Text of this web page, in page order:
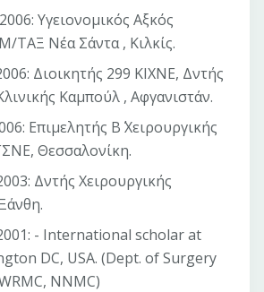
Υγειονομικός Αξκός
ΤΑΞ Νέα Σάντα , Κιλκίς.
Διοικητής 299 ΚΙΧΝΕ, Δντής
Καμπούλ , Αφγανιστάν.
Επιμελητής Β΄ Χειρουργικής
Θεσσαλονίκη.
Δντής Χειρουργικής
- International scholar at
DC, USA. (Dept. of Surgery
NNMC)